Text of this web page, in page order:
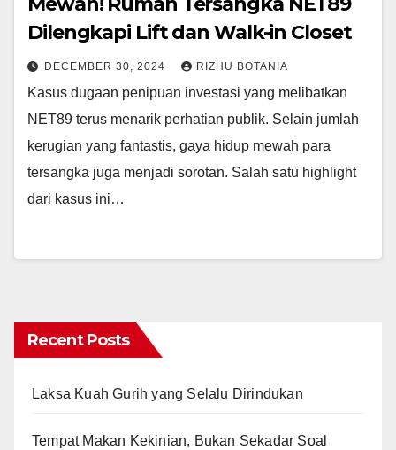
Dilengkapi Lift dan Walk-in Closet
DECEMBER 30, 2024 RIZHU BOTANIA
Kasus dugaan penipuan investasi yang melibatkan
NET89 terus menarik perhatian publik. Selain jumlah
kerugian yang fantastis, gaya hidup mewah para
tersangka juga menjadi sorotan. Salah satu highlight
dari kasus ini…
Recent Posts
Laksa Kuah Gurih yang Selalu Dirindukan
Tempat Makan Kekinian, Bukan Sekadar Soal